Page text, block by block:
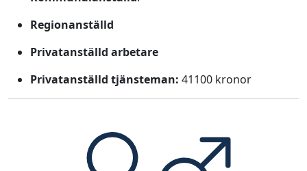
Regionanställd
Privatanställd arbetare
Privatanställd tjänsteman: 41100 kronor